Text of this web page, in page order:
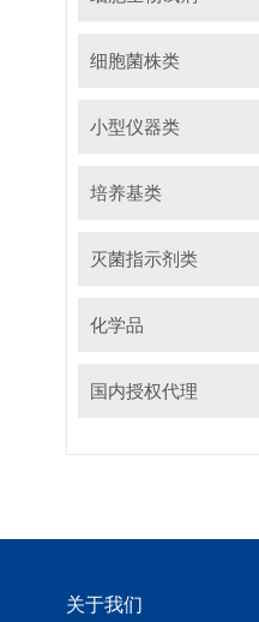
细胞菌株类
小型仪器类
培养基类
灭菌指示剂类
化学品
国内授权代理
关于我们